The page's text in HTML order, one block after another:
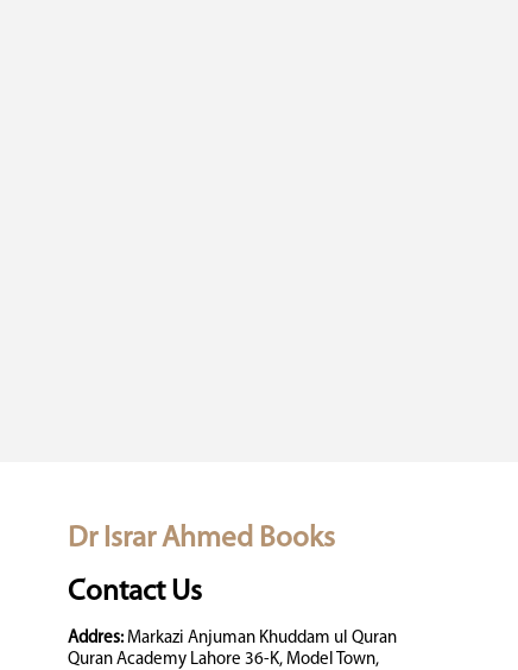
Dr Israr Ahmed Books
Contact Us
Addres:Markazi Anjuman Khuddam ul Quran
Quran Academy Lahore 36-K, Model Town,